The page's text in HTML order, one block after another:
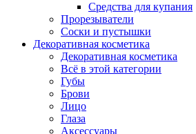
Средства для купания
Прорезыватели
Соски и пустышки
Декоративная косметика
Декоративная косметика
Всё в этой категории
Губы
Брови
Лицо
Глаза
Аксессуары